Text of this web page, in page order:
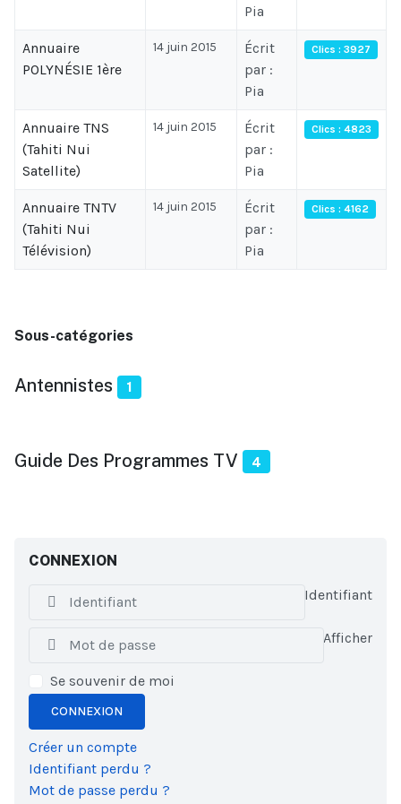
Pia
Annuaire
POLYNÉSIE 1ère
14 juin 2015
Écrit
par :
Pia
Clics : 3927
Annuaire TNS
(Tahiti Nui
Satellite)
14 juin 2015
Écrit
par :
Pia
Clics : 4823
Annuaire TNTV
(Tahiti Nui
Télévision)
14 juin 2015
Écrit
par :
Pia
Clics : 4162
Sous-catégories
Antennistes 1
Guide Des Programmes TV 4
CONNEXION
Identifiant
Afficher
Se souvenir de moi
CONNEXION
Créer un compte
Identifiant perdu ?
Mot de passe perdu ?